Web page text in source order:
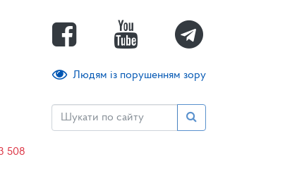
Людям із порушенням зору
508